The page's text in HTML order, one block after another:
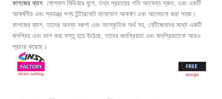
কাগজের ব্যাগ . সোশ্যাল মিডিয়ার যুগে, তথ্য প্রচারের গতি অত্যন্ত দ্রুত, এবং একটি
আকর্ষণীয় এবং স্বতন্ত্র পণ্য ইন্টারনেটে মনোযোগ আকর্ষণ এবং আলোচনা করা সহজ।
কাগজের ব্যাগ, তাদের অনন্য নকশা এবং সাংস্কৃতিক অর্থ সহ, নেটিজেনদের মধ্যে একটি
জনপ্রিয় এবং ভাগ করা বস্তু হয়ে উঠেছে, তাদের জনপ্রিয়তা এবং জনপ্রিয়তাকে আরও
প্রচার করেছে।